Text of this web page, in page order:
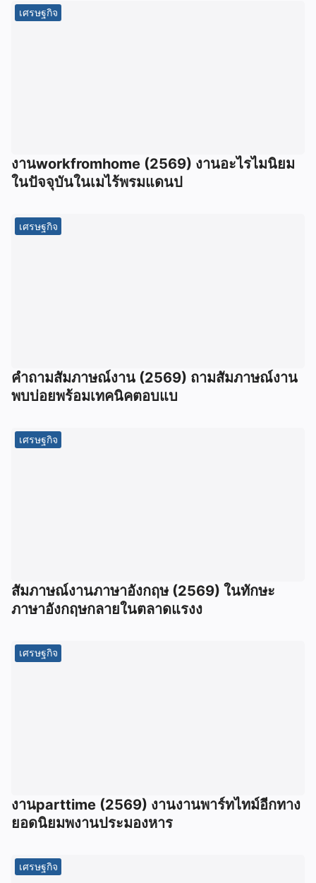
เศรษฐกิจ
งานworkfromhome (2569) งานอะไรไมนิยม
ในปัจจุบันในเมไร้พรมแดนป
เศรษฐกิจ
คำถามสัมภาษณ์งาน (2569) ถามสัมภาษณ์งาน
พบบ่อยพร้อมเทคนิคตอบแบ
เศรษฐกิจ
สัมภาษณ์งานภาษาอังกฤษ (2569) ในทักษะ
ภาษาอังกฤษกลายในตลาดแรงง
เศรษฐกิจ
งานparttime (2569) งานงานพาร์ทไทม์อีกทาง
ยอดนิยมพงานประมองหาร
เศรษฐกิจ